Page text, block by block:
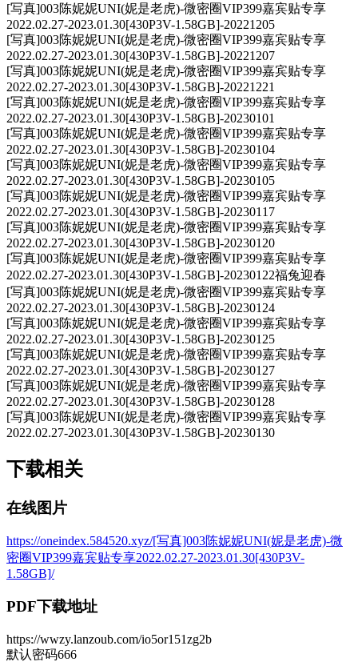
[写真]003陈妮妮UNI(妮是老虎)-微密圈VIP399嘉宾贴专享
2022.02.27-2023.01.30[430P3V-1.58GB]-20221205
[写真]003陈妮妮UNI(妮是老虎)-微密圈VIP399嘉宾贴专享
2022.02.27-2023.01.30[430P3V-1.58GB]-20221207
[写真]003陈妮妮UNI(妮是老虎)-微密圈VIP399嘉宾贴专享
2022.02.27-2023.01.30[430P3V-1.58GB]-20221221
[写真]003陈妮妮UNI(妮是老虎)-微密圈VIP399嘉宾贴专享
2022.02.27-2023.01.30[430P3V-1.58GB]-20230101
[写真]003陈妮妮UNI(妮是老虎)-微密圈VIP399嘉宾贴专享
2022.02.27-2023.01.30[430P3V-1.58GB]-20230104
[写真]003陈妮妮UNI(妮是老虎)-微密圈VIP399嘉宾贴专享
2022.02.27-2023.01.30[430P3V-1.58GB]-20230105
[写真]003陈妮妮UNI(妮是老虎)-微密圈VIP399嘉宾贴专享
2022.02.27-2023.01.30[430P3V-1.58GB]-20230117
[写真]003陈妮妮UNI(妮是老虎)-微密圈VIP399嘉宾贴专享
2022.02.27-2023.01.30[430P3V-1.58GB]-20230120
[写真]003陈妮妮UNI(妮是老虎)-微密圈VIP399嘉宾贴专享
2022.02.27-2023.01.30[430P3V-1.58GB]-20230122福兔迎春
[写真]003陈妮妮UNI(妮是老虎)-微密圈VIP399嘉宾贴专享
2022.02.27-2023.01.30[430P3V-1.58GB]-20230124
[写真]003陈妮妮UNI(妮是老虎)-微密圈VIP399嘉宾贴专享
2022.02.27-2023.01.30[430P3V-1.58GB]-20230125
[写真]003陈妮妮UNI(妮是老虎)-微密圈VIP399嘉宾贴专享
2022.02.27-2023.01.30[430P3V-1.58GB]-20230127
[写真]003陈妮妮UNI(妮是老虎)-微密圈VIP399嘉宾贴专享
2022.02.27-2023.01.30[430P3V-1.58GB]-20230128
[写真]003陈妮妮UNI(妮是老虎)-微密圈VIP399嘉宾贴专享
2022.02.27-2023.01.30[430P3V-1.58GB]-20230130
下载相关
在线图片
https://oneindex.584520.xyz/[写真]003陈妮妮UNI(妮是老虎)-微
密圈VIP399嘉宾贴专享2022.02.27-2023.01.30[430P3V-
1.58GB]/
PDF下载地址
https://wwzy.lanzoub.com/io5or151zg2b
默认密码666